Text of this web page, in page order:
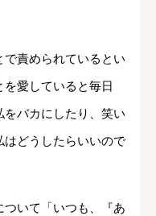
責められているとい
愛していると毎日
バカにしたり、笑い
はどうしたらいいので
ついて「いつも、『あ